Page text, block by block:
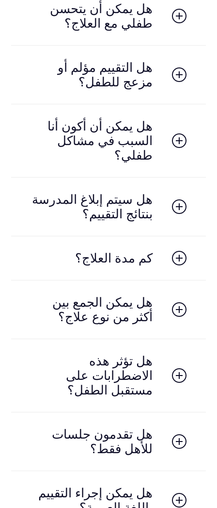
احتياجات الطفل.هل يمكن أن يتحسن
طفلي مع العلاج؟
الأطفال تحقيق تحسن ملحوظ في السلوك، والتعلم،
والمهارات الاجتماعية.هل التقييم مؤلم أو
مزعج للطفل؟
وغالبًا يكون على شكل أنشطة واختبارات تفاعلية.
هل يمكن أن أكون أنا
السبب في مشاكل
طفلي؟
ونمائية)، وليست نتيجة خطأ من الوالدين. دور الأسرة
مهم جدًا في الدعم والعلاج.
هل سيتم إبلاغ المدرسة
بنتائج التقييم؟
المدرسة على دعم طفلك بشكل أفضل.
كم مدة العلاج؟
قصيرة، والبعض الآخر يحتاج خطة طويلة المدى.
هل يمكن الجمع بين
أكثر من نوع علاج؟
سلوكي، وأحيانًا دوائي).هل تؤثر هذه
الاضطرابات على
مستقبل الطفل؟
المناسب يمكن للأطفال تحقيق نجاح أكاديمي واجتماعي
جيد.
هل تقدمون جلسات
للأهل فقط؟
في التعامل مع الطفل بشكل فعّال.
هل يمكن إجراء التقييم